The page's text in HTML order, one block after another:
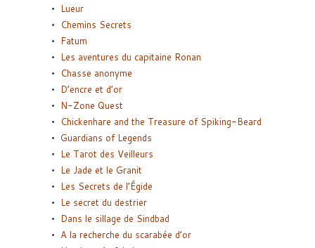
Lueur
Chemins Secrets
Fatum
Les aventures du capitaine Ronan
Chasse anonyme
D’encre et d’or
N-Zone Quest
Chickenhare and the Treasure of Spiking-Beard
Guardians of Legends
Le Tarot des Veilleurs
Le Jade et le Granit
Les Secrets de l’Égide
Le secret du destrier
Dans le sillage de Sindbad
A la recherche du scarabée d’or